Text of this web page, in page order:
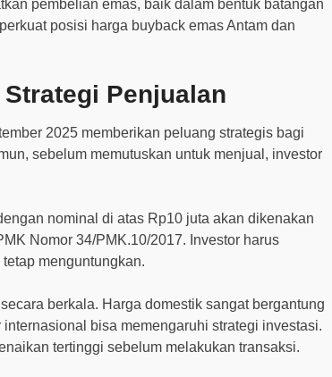
pembelian emas, baik dalam bentuk batangan
posisi harga buyback emas Antam dan
Penjualan
2025 memberikan peluang strategis bagi
sebelum memutuskan untuk menjual, investor
nominal di atas Rp10 juta akan dikenakan
Nomor 34/PMK.10/2017. Investor harus
menguntungkan.
berkala. Harga domestik sangat bergantung
bisa memengaruhi strategi investasi.
tertinggi sebelum melakukan transaksi.